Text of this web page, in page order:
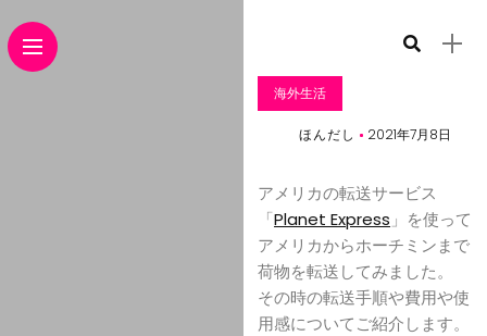
海外生活
ほんだし 2021年7月8日
アメリカの転送サービス
「Planet Express 」を使って
アメリカからホーチミンまで
荷物を転送してみました。
その時の転送手順や費用や使
用感についてご紹介します。